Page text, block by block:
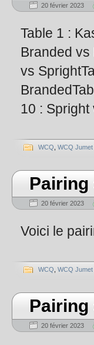
20 février 2023
Table 1 :
Branded vs
vs
10 :
WCQ WCQ
Pairing
20 février 2023
Voici le
WCQ WCQ
Pairing
20 février 2023